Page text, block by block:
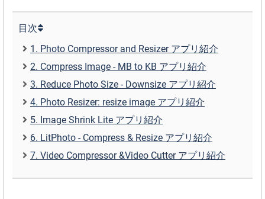
目次
1. Photo Compressor and Resizer アプリ紹介
2. Compress Image - MB to KB アプリ紹介
3. Reduce Photo Size - Downsize アプリ紹介
4. Photo Resizer: resize image アプリ紹介
5. Image Shrink Lite アプリ紹介
6. LitPhoto - Compress & Resize アプリ紹介
7. Video Compressor &Video Cutter アプリ紹介